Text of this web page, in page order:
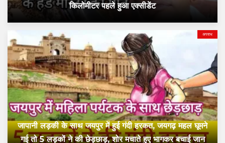
किलोमीटर पहले हुआ एक्सीडेंट
अपराध
जापानी लड़की के साथ जयपुर में हुई गंदी हरकत, जयगढ़ महल घूमने
गई तो 5 लड़कों ने की छेड़छाड़, शोर मचाते हुए भागकर बचाई जान